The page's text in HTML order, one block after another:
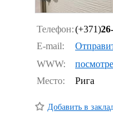
Телефон:(+371)
E-mail:
WWW:
Место:
Рига
Добавить в